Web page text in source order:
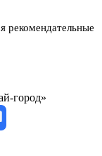
рекомендательные
город»